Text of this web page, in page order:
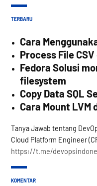
TERBARU
Cara
Process File
Fedora Solusi
filesystem
Copy Data SQL
Cara Mount LVM
Tanya Jawab tentang
Cloud Platform Engineer
https://t.me/
KOMENTAR